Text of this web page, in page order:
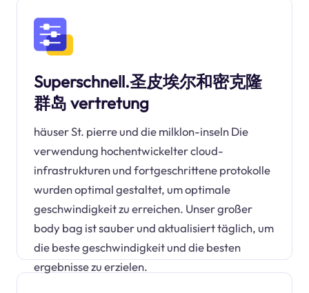
Superschnell.圣皮埃尔和密克隆
群岛 vertretung
häuser St. pierre und die milklon-inseln Die
verwendung hochentwickelter cloud-
infrastrukturen und fortgeschrittene protokolle
wurden optimal gestaltet, um optimale
geschwindigkeit zu erreichen. Unser großer
body bag ist sauber und aktualisiert täglich, um
die beste geschwindigkeit und die besten
ergebnisse zu erzielen.